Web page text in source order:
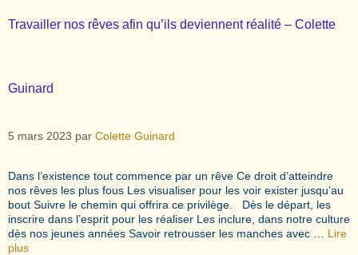
Travailler nos rêves afin qu’ils deviennent réalité – Colette
Guinard
5 mars 2023 par Colette Guinard
Dans l’existence tout commence par un rêve Ce droit d’atteindre
nos rêves les plus fous Les visualiser pour les voir exister jusqu’au
bout Suivre le chemin qui offrira ce privilège. Dès le départ, les
inscrire dans l’esprit pour les réaliser Les inclure, dans notre culture
dès nos jeunes années Savoir retrousser les manches avec … Lire
plus